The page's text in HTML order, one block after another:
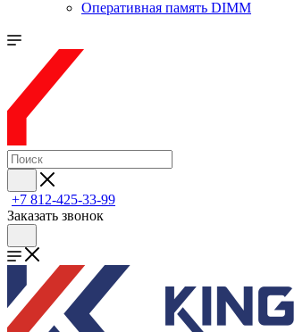
Оперативная память DIMM
+7 812-425-33-99
Заказать звонок